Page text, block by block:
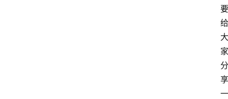
要
给
大
家
分
享
一